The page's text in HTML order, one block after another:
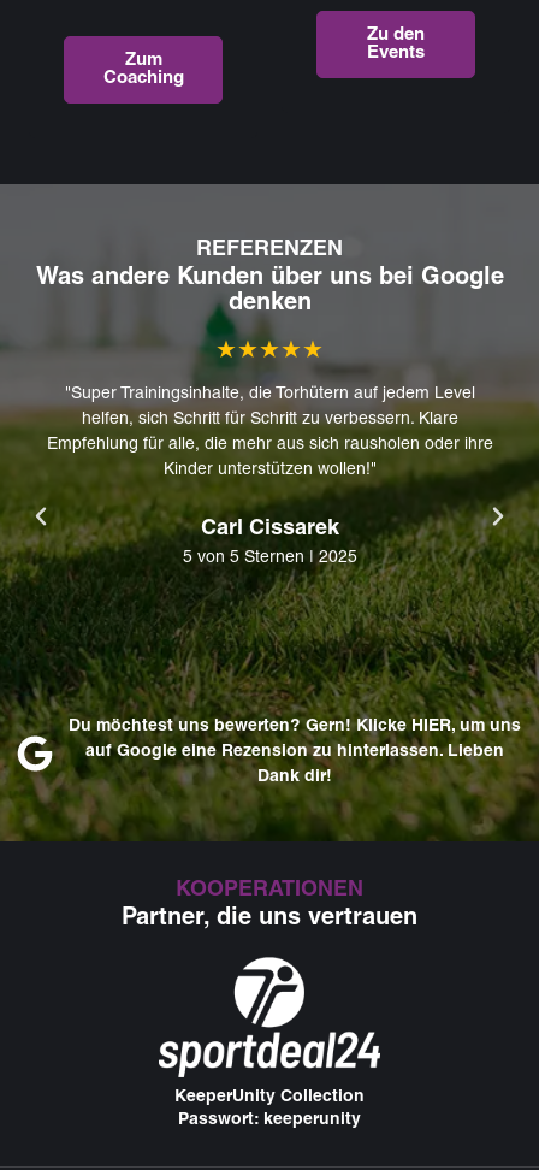
Zum
Coaching
Zu den
Events
REFERENZEN
Was andere Kunden über uns bei Google
denken
★★★★★
"Super Trainingsinhalte, die Torhütern auf jedem Level
helfen, sich Schritt für Schritt zu verbessern. Klare
Empfehlung für alle, die mehr aus sich rausholen oder ihre
Kinder unterstützen wollen!"
Carl Cissarek
5 von 5 Sternen | 2025
Du möchtest uns bewerten? Gern! Klicke HIER, um uns
auf Google eine Rezension zu hinterlassen. Lieben
Dank dir!
KOOPERATIONEN
Partner, die uns vertrauen
KeeperUnity Collection
Passwort: keeperunity